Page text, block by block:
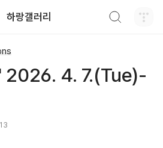
하랑갤러리
2026. 4. 7.(Tue)-